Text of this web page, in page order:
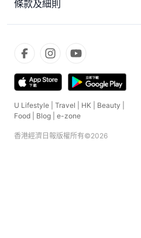
條款及細則
U Lifestyle Travel HK Beauty
Food
Blog e-zone
香港經濟日報版權所有©2026